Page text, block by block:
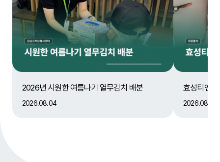
2026년 시원한 여름나기 열무김치 배분
2026.08.04
효성티앤에
2026.08.04